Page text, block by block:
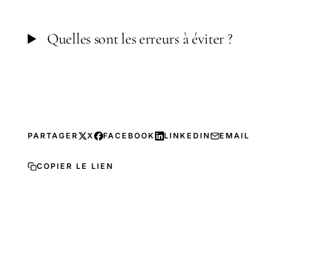
Quelles sont les erreurs à éviter ?
PARTAGER X FACEBOOK LINKEDIN EMAIL
COPIER LE LIEN